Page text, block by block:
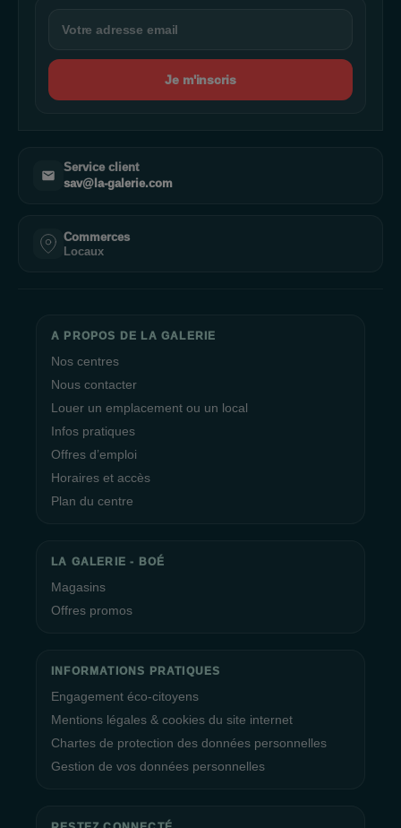
Je m'inscris
Service client
sav@la-galerie.com
Commerces
Locaux
A PROPOS DE LA GALERIE
Nos centres
Nous contacter
Louer un emplacement ou un local
Infos pratiques
Offres d’emploi
Horaires et accès
Plan du centre
LA GALERIE - BOÉ
Magasins
Offres promos
INFORMATIONS PRATIQUES
Engagement éco-citoyens
Mentions légales & cookies du site internet
Chartes de protection des données personnelles
Gestion de vos données personnelles